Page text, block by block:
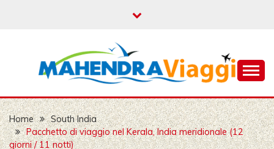
MAHENDRA VIAGGI |
VIAGGIO IN INDIA,
Home
South India
Pacchetto di viaggio nel Kerala, India meridionale (12
giorni / 11 notti)